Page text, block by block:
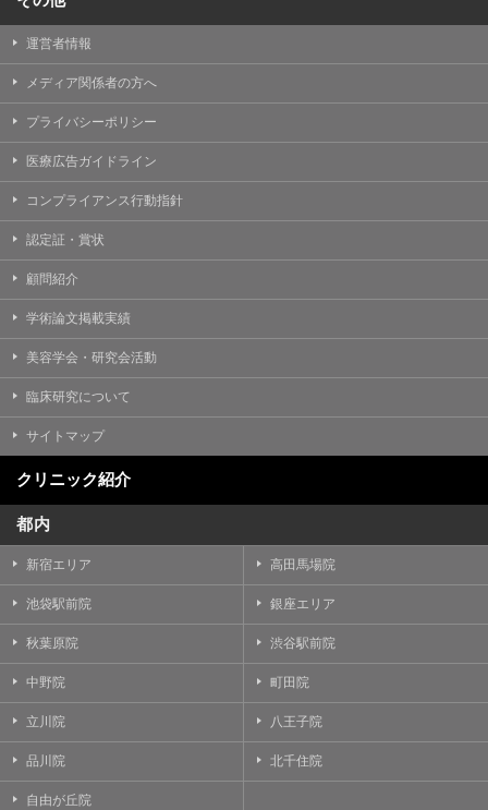
運営者情報
メディア関係者の方へ
プライバシーポリシー
医療広告ガイドライン
コンプライアンス行動指針
認定証・賞状
顧問紹介
学術論文掲載実績
美容学会・研究会活動
臨床研究について
サイトマップ
クリニック紹介
都内
新宿エリア 高田馬場院
池袋駅前院 銀座エリア
秋葉原院 渋谷駅前院
中野院 町田院
立川院 八王子院
品川院 北千住院
自由が丘院